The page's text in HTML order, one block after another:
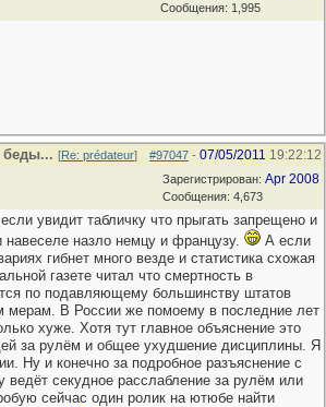
Сообщения: 1,995
#97047 - 07/05/2011 19:22:12
беды... [Re: prédateur]
Зарегистрирован: Apr 2008
Сообщения: 4,673
увидит табличку что прыгать запрещено и
навеселе назло немцу и французу.
А если
гибнет много везде и статистика схожая
газете читал что смертность в
по подавляющему большинству штатов
мерам. В России же помоему в последние лет
хуже. Хотя тут главное объяснение это
за рулём и общее ухудшение дисциплины. Я
Ну и конечно за подробное разъяснение с
ведёт секудное расслабление за рулём или
сейчас один ролик на ютюбе найти